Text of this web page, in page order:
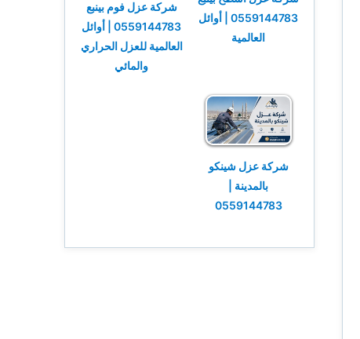
0559144783 | أوائل
العالمية
شركة عزل فوم بينبع
0559144783 | أوائل
العالمية للعزل الحراري
والمائي
شركة عزل شينكو
بالمدينة |
0559144783